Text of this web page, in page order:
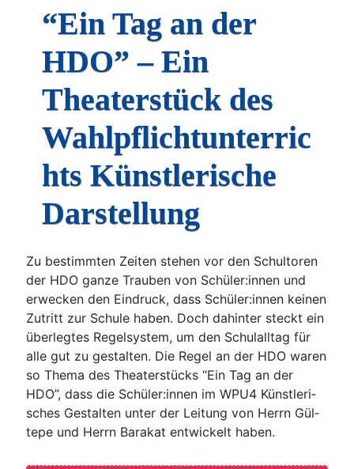
“Ein Tag an der
HDO” – Ein
Theaterstück des
Wahlpflichtunterric
hts Künstlerische
Darstellung
Zu bestimm­ten Zei­ten ste­hen vor den Schul­to­ren
der HDO gan­ze Trau­ben von Schüler:innen und
erwe­cken den Ein­druck, dass Schüler:innen kei­nen
Zutritt zur Schu­le haben. Doch dahin­ter steckt ein
über­leg­tes Regel­sys­tem, um den Schul­all­tag für
alle gut zu gestal­ten. Die Regel an der HDO waren
so The­ma des Thea­ter­stücks “Ein Tag an der
HDO”, dass die Schüler:innen im WPU4 Künst­le­ri­
sches Gestal­ten unter der Lei­tung von Herrn Gül­
te­pe und Herrn Bara­kat ent­wi­ckelt haben.